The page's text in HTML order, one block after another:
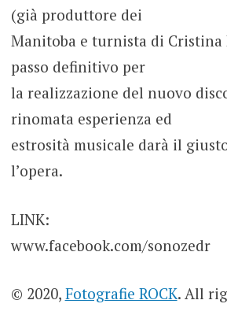
(già produttore dei
Manitoba e turnista di Cristina
passo definitivo per
la realizzazione del nuovo
rinomata esperienza ed
estrosità musicale darà il
l’opera.
LINK:
www.facebook.com/sonozedr
© 2020, Fotografie ROCK. All